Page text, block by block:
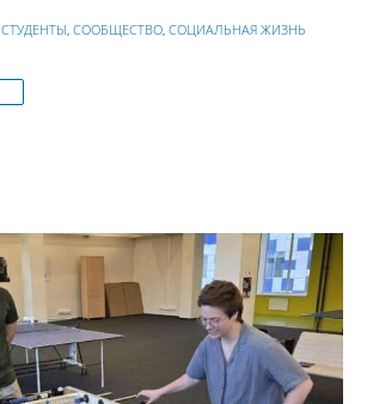
СТУДЕНТЫ, СООБЩЕСТВО, СОЦИАЛЬНАЯ ЖИЗНЬ